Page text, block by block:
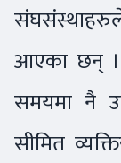
संघसंस्थाहरुले
आएका छन् ।
समयमा नै
सीमित